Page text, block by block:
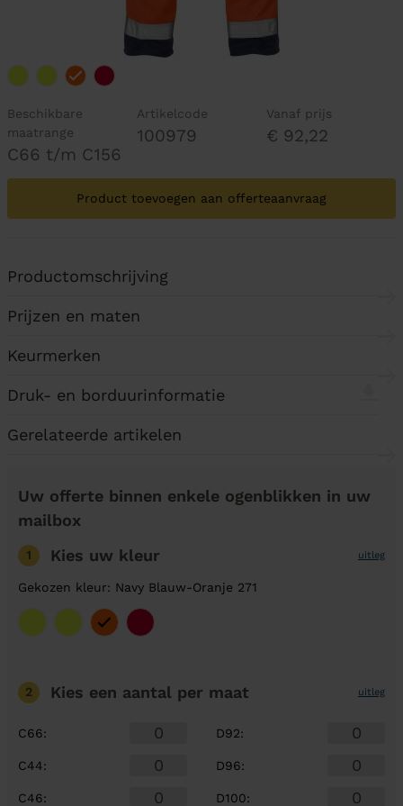
Beschikbare
maatrange
C66 t/m C156
Artikelcode
100979
Vanaf prijs
€ 92,22
Product toevoegen aan offerteaanvraag
Productomschrijving
Prijzen en maten
Keurmerken
Druk- en borduurinformatie
Gerelateerde artikelen
Uw offerte binnen enkele ogenblikken in uw
mailbox
1 Kies uw kleur uitleg
Gekozen kleur: Navy Blauw-Oranje 271
2 Kies een aantal per maat uitleg
C66:
C44:
C46:
D92:
D96:
D100: